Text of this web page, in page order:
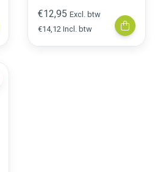
€12,95 Excl. btw
€14,12 Incl. btw